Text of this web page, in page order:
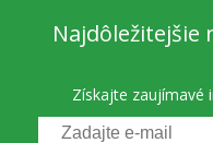
Najdôležitejšie
Získajte zaujímavé